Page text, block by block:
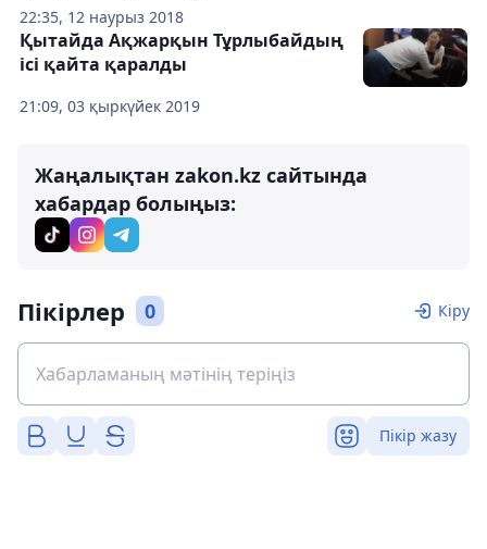
22:35, 12 наурыз 2018
21:09, 03 қыркүйек 2019
Қытайда Ақжарқын Тұрлыбайдың
ісі қайта қаралды
Жаңалықтан zakon.kz сайтында
хабардар болыңыз:
Пікірлер 0 Кіру
Пікір жазу